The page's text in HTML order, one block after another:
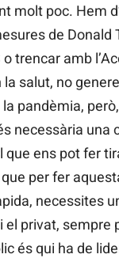
molt poc. Hem
de Donald
o trencar amb
salut, no
pandèmia,
necessària una
que ens pot fer
per fer
necessites
el privat, sempre
és qui ha de